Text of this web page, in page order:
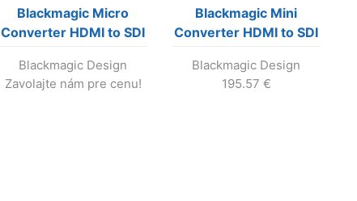
Blackmagic Micro
Converter HDMI to SDI
Blackmagic Design
Zavolajte nám pre cenu!
Blackmagic Mini
Converter HDMI to SDI
Blackmagic Design
195.57 €